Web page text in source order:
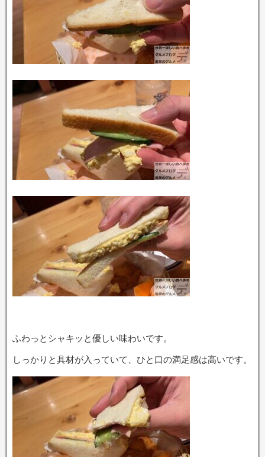
ふわっとシャキッと優しい味わいです。
しっかりと具材が入っていて、ひと口の満足感は高いです。